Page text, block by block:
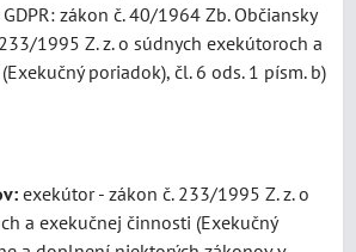
zákon č. 40/1964 Zb. Občiansky
1995 Z. z. o súdnych exekútoroch a
poriadok), čl. 6 ods. 1 písm. b)
exekútor - zákon č. 233/1995 Z. z. o
a exekučnej činnosti (Exekučný